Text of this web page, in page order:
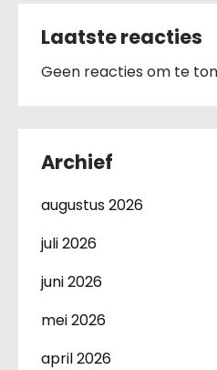
Laatste reacties
Geen reacties om te
Archief
augustus 2026
juli 2026
juni 2026
mei 2026
april 2026